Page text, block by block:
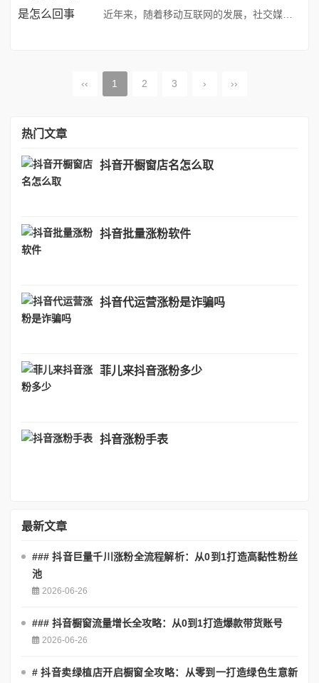
‹‹ 1 2 3 › ››
热门文章
抖音开橱窗店名怎么取
抖音批量涨粉软件
抖音代运营涨粉是诈骗吗
菲儿来抖音涨粉多少
抖音涨粉手表
最新文章
### 抖音巨量千川涨粉全流程解析：从0到1打造高黏性粉丝
池
2026-06-26
### 抖音橱窗流量增长全攻略：从0到1打造爆款带货账号
2026-06-26
# 抖音卖绿植店开启橱窗全攻略：从零到一打造绿色生意新